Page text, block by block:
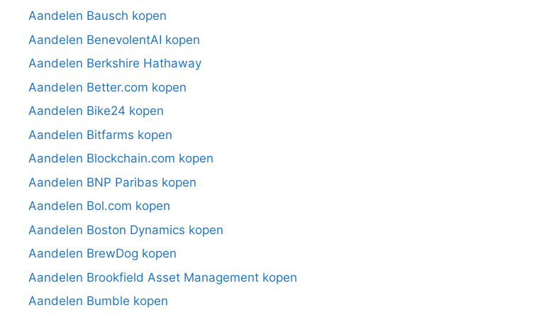
Aandelen Bausch kopen
Aandelen BenevolentAI kopen
Aandelen Berkshire Hathaway
Aandelen Better.com kopen
Aandelen Bike24 kopen
Aandelen Bitfarms kopen
Aandelen Blockchain.com kopen
Aandelen BNP Paribas kopen
Aandelen Bol.com kopen
Aandelen Boston Dynamics kopen
Aandelen BrewDog kopen
Aandelen Brookfield Asset Management kopen
Aandelen Bumble kopen